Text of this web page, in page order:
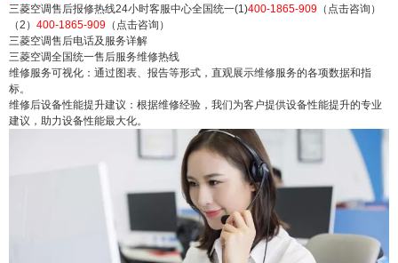
三菱空调售后报修热线24小时客服中心全国统一(1)400-1865-909 （点击咨询）
（2） 400-1865-909 （点击咨询）
三菱空调售后电话及服务详解
三菱空调全国统一售后服务维修热线
维修服务可视化：通过图表、报告等形式，直观展示维修服务的各项数据和指
标。
维修后设备性能提升建议：根据维修经验，我们为客户提供设备性能提升的专业
建议，助力设备性能最大化。